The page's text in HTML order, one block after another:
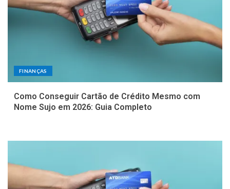
FINANÇAS
Como Conseguir Cartão de Crédito Mesmo com
Nome Sujo em 2026: Guia Completo